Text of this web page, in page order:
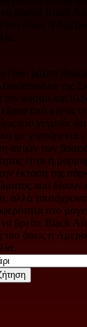
ράτσα
της
κόσμο και
κρέας
στο γεγονός
με χορτάρι και
αυτών των
είναι η
έκταση της
που δίνουν
αλλά ταυτόχρονα
στο
βρείτε Black
όπως η